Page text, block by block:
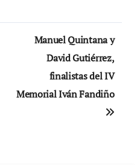
Manuel Quintana y
David Gutiérrez,
finalistas del IV
Memorial Iván Fandiño